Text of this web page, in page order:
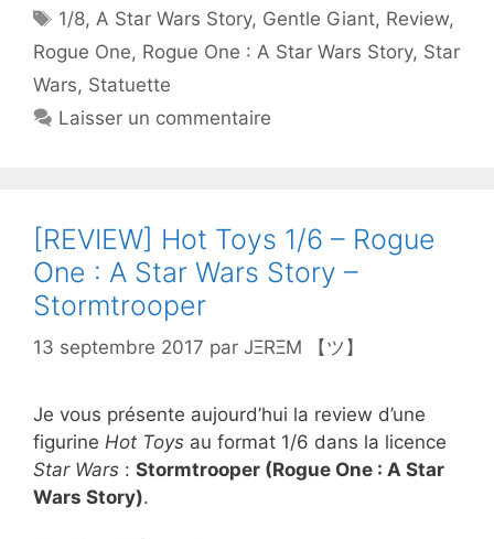
Étiquettes
1/8, A Star Wars Story, Gentle Giant, Review,
Rogue One, Rogue One : A Star Wars Story, Star
Wars, Statuette
Laisser un commentaire
[REVIEW] Hot Toys 1/6 – Rogue
One : A Star Wars Story –
Stormtrooper
13 septembre 2017 par JΞRΞM 【ツ】
Je vous présente aujourd’hui la review d’une
figurine Hot Toys au format 1/6 dans la licence
Star Wars : Stormtrooper (Rogue One : A Star
Wars Story).